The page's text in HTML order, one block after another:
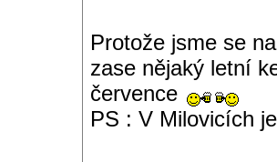
Protože jsme se
zase nějaký letní
července
PS : V Milovicích